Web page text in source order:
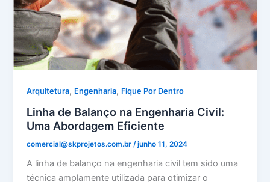
Arquitetura, Engenharia, Fique Por Dentro
Linha de Balanço na Engenharia Civil:
Uma Abordagem Eficiente
comercial@skprojetos.com.br /junho 11, 2024
A linha de balanço na engenharia civil tem sido uma
técnica amplamente utilizada para otimizar o